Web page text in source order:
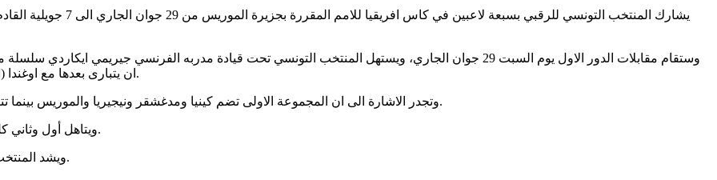
يشارك المنتخب التونسي
ان يتبارى بعدها مع اوغندا (الساعة 9 و50 دقيقة) قبل مواجهة كوت ديفوار (الساعة 12 و12 دقيقة).
وتجدر الاشارة الى ان المجموعة الاولى تضم كينيا ومدغشقر ونيجيريا والموريس بينما تتركب المجموعة الثالثة من منتخبات زيمبابوي وزامبيا وناميبيا والجزائر.
ويتاهل أول وثاني كل مجموعة اضافة الى افضل صاحبي مركز ثالث الى الدور ربع النهائي.
ويشد المنتخب التونسي الرحال الى الموريس يوم الاربعاء القادم بوفد يضم 12 لاعبا.